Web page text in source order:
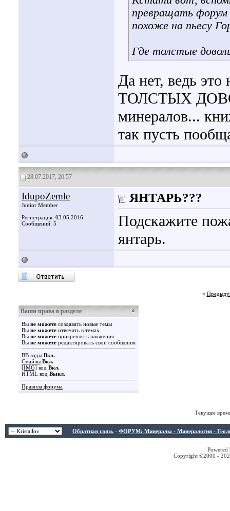
превращать
похоже на пьесу
Где толстые
Да нет, ведь это
ТОЛСТЫХ
минералов...
так пусть
28.07.2017, 20:57
IdupoZemle
Junior Member
Регистрация: 03.05.2016
Сообщений: 5
ЯНТАРЬ???
Подскажите
янтарь.
«
Ваши права в разделе
Вы не можете создавать новые темы
Вы не можете отвечать в темах
Вы не можете прикреплять вложения
Вы не можете редактировать свои сообщения
BB коды Вкл.
Смайлы Вкл.
[IMG] код Вкл.
HTML код Выкл.
Правила форума
Текущее
Обратная связь - ФОРУМ: Минералы - Минералогия -
Copyright ©2000 -